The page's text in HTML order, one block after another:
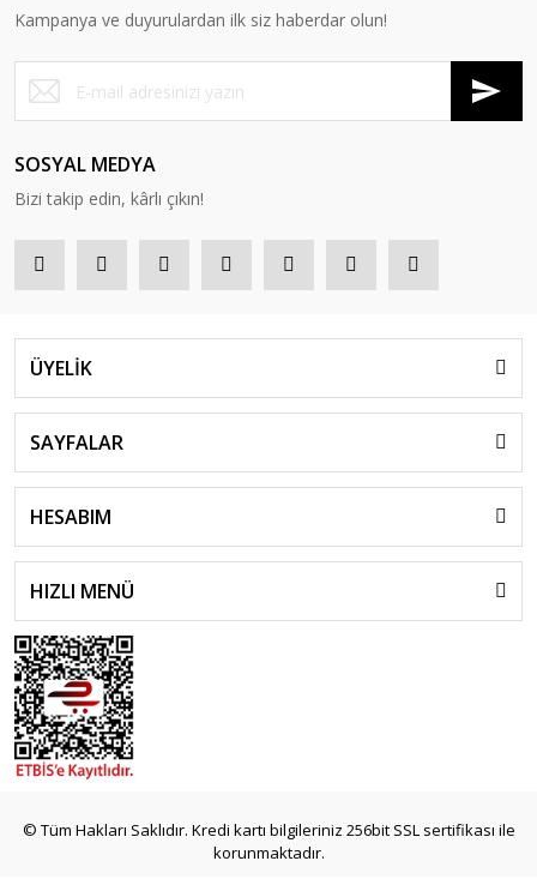
Kampanya ve duyurulardan ilk siz haberdar olun!
SOSYAL MEDYA
Bizi takip edin, kârlı çıkın!
ÜYELİK
SAYFALAR
HESABIM
HIZLI MENÜ
© Tüm Hakları Saklıdır. Kredi kartı bilgileriniz 256bit SSL sertifikası ile
korunmaktadır.